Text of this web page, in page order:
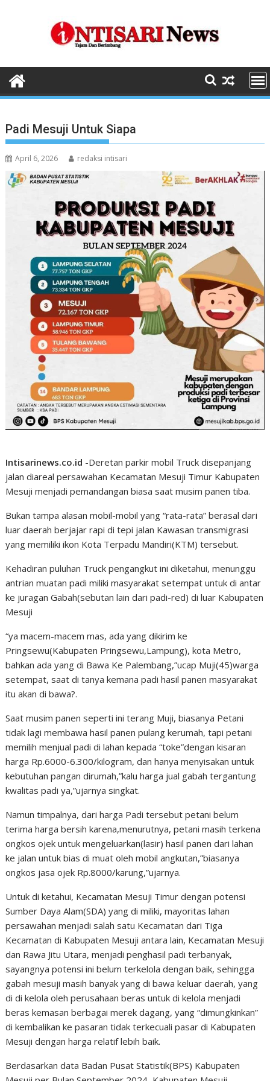
Padi Mesuji Untuk Siapa
April 6, 2026 redaksi intisari
Intisarinews.co.id -Deretan parkir mobil Truck disepanjang
jalan diareal persawahan Kecamatan Mesuji Timur Kabupaten
Mesuji menjadi pemandangan biasa saat musim panen tiba.
Bukan tampa alasan mobil-mobil yang “rata-rata” berasal dari
luar daerah berjajar rapi di tepi jalan Kawasan transmigrasi
yang memiliki ikon Kota Terpadu Mandiri(KTM) tersebut.
Kehadiran puluhan Truck pengangkut ini diketahui, menunggu
antrian muatan padi miliki masyarakat setempat untuk di antar
ke juragan Gabah(sebutan lain dari padi-red) di luar Kabupaten
Mesuji
“ya macem-macem mas, ada yang dikirim ke
Pringsewu(Kabupaten Pringsewu,Lampung), kota Metro,
bahkan ada yang di Bawa Ke Palembang,”ucap Muji(45)warga
setempat, saat di tanya kemana padi hasil panen masyarakat
itu akan di bawa?.
Saat musim panen seperti ini terang Muji, biasanya Petani
tidak lagi membawa hasil panen pulang kerumah, tapi petani
memilih menjual padi di lahan kepada “toke”dengan kisaran
harga Rp.6000-6.300/kilogram, dan hanya menyisakan untuk
kebutuhan pangan dirumah,”kalu harga jual gabah tergantung
kwalitas padi ya,”ujarnya singkat.
Namun timpalnya, dari harga Padi tersebut petani belum
terima harga bersih karena,menurutnya, petani masih terkena
ongkos ojek untuk mengeluarkan(lasir) hasil panen dari lahan
ke jalan untuk bias di muat oleh mobil angkutan,”biasanya
ongkos jasa ojek Rp.8000/karung,”ujarnya.
Untuk di ketahui, Kecamatan Mesuji Timur dengan potensi
Sumber Daya Alam(SDA) yang di miliki, mayoritas lahan
persawahan menjadi salah satu Kecamatan dari Tiga
Kecamatan di Kabupaten Mesuji antara lain, Kecamatan Mesuji
dan Rawa Jitu Utara, menjadi penghasil padi terbanyak,
sayangnya potensi ini belum terkelola dengan baik, sehingga
gabah mesuji masih banyak yang di bawa keluar daerah, yang
di di kelola oleh perusahaan beras untuk di kelola menjadi
beras kemasan berbagai merek dagang, yang “dimungkinkan”
di kembalikan ke pasaran tidak terkecuali pasar di Kabupaten
Mesuji dengan harga relatif lebih baik.
Berdasarkan data Badan Pusat Statistik(BPS) Kabupaten